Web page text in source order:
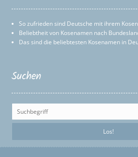
So zufrieden sind Deutsche mit ihrem
Beliebtheit von Kosenamen nach
Das sind die beliebtesten Kosenamen in
Suchen